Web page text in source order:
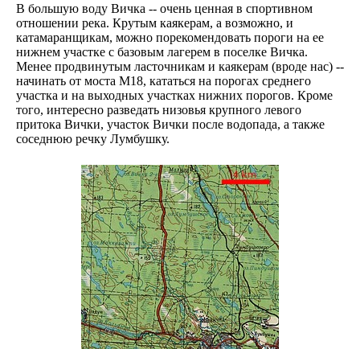
В большую воду Вичка -- очень ценная в спортивном
отношении река. Крутым каякерам, а возможно, и
катамаранщикам, можно порекомендовать пороги на ее
нижнем участке с базовым лагерем в поселке Вичка.
Менее продвинутым ласточникам и каякерам (вроде нас) --
начинать от моста М18, кататься на порогах среднего
участка и на выходных участках нижних порогов. Кроме
того, интересно разведать низовья крупного левого
притока Вички, участок Вички после водопада, а также
соседнюю речку Лумбушку.